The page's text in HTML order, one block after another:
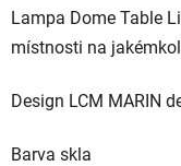
Lampa Dome Table
místnosti na
Design LCM MARIN
Barva skla